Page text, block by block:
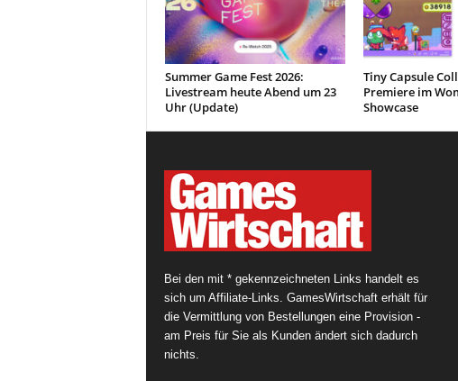
Summer Game Fest 2026:
Livestream heute Abend um 23
Uhr (Update)
Tiny Capsule
Premiere im
Showcase
Bei den mit * gekennzeichneten Links handelt es
sich um Affiliate-Links. GamesWirtschaft erhält für
die Vermittlung von Bestellungen eine Provision -
am Preis für Sie als Kunden ändert sich dadurch
nichts.